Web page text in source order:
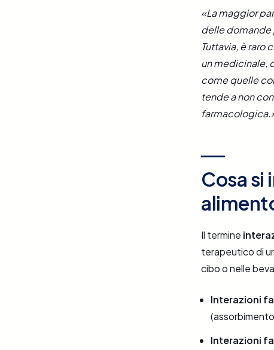
«La maggior
delle domande
Tuttavia, è raro
un medicinale,
come quelle
tende a non
Cosa si
Il termine
terapeutico di
cibo o nelle
Interazioni
Interazioni